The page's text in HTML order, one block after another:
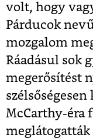
volt, hogy
Párducok
mozgalom
Ráadásul sok
megerősítést
McCarthy-éra
meglátogatták